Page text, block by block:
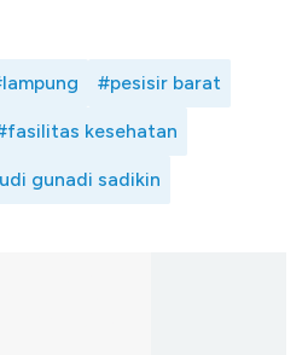
#pesisir barat
kesehatan
gunadi sadikin